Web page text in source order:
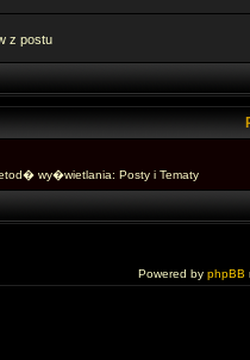
z postu
wy�wietlania: Posty i Tematy
Powered by phpBB